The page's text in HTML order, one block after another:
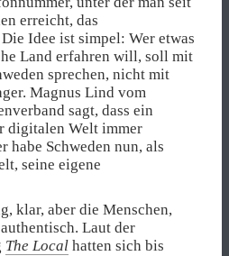
erreicht, das
Idee ist simpel: Wer etwas
Land erfahren will, soll mit
sprechen, nicht mit
Magnus Lind vom
sagt, dass ein
digitalen Welt immer
habe Schweden nun, als
seine eigene
klar, aber die Menschen,
Laut der
The Local hatten sich bis